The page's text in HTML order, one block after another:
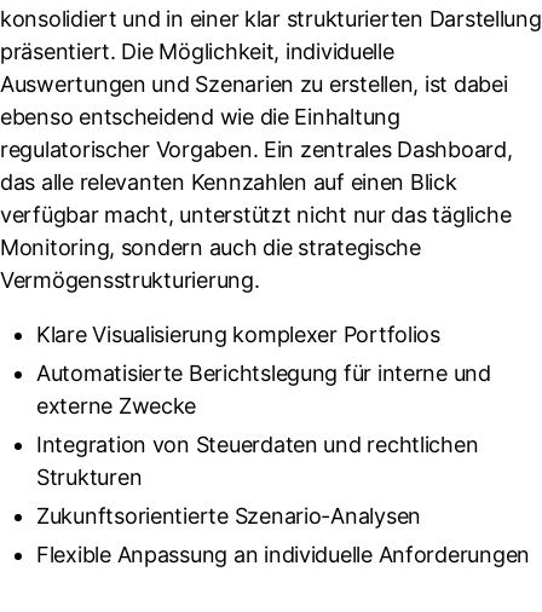
konsolidiert und in einer klar strukturierten Darstellung
präsentiert. Die Möglichkeit, individuelle
Auswertungen und Szenarien zu erstellen, ist dabei
ebenso entscheidend wie die Einhaltung
regulatorischer Vorgaben. Ein zentrales Dashboard,
das alle relevanten Kennzahlen auf einen Blick
verfügbar macht, unterstützt nicht nur das tägliche
Monitoring, sondern auch die strategische
Vermögensstrukturierung.
Klare Visualisierung komplexer Portfolios
Automatisierte Berichtslegung für interne und
externe Zwecke
Integration von Steuerdaten und rechtlichen
Strukturen
Zukunftsorientierte Szenario-Analysen
Flexible Anpassung an individuelle Anforderungen